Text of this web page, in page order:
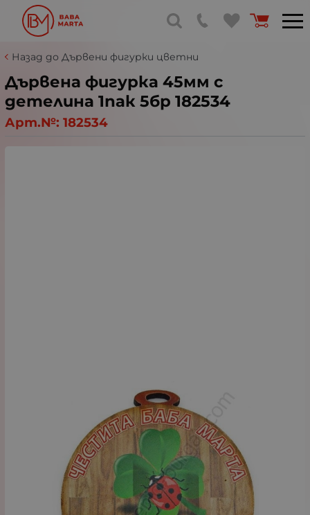
Назад до Дървени фигурки цветни
Дървена фигурка 45мм с
детелина 1пак 5бр 182534
Арт.№: 182534